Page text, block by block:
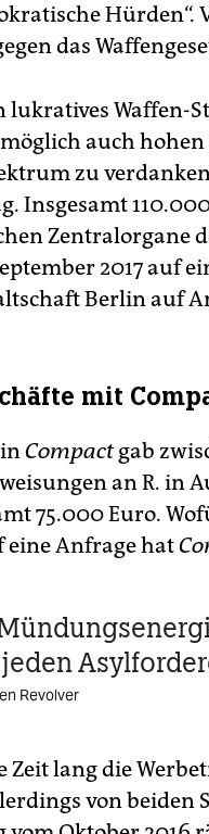
Hürden“.
das
lukratives
auch
zu
Insgesamt
Zentralorgane
2017 auf
Berlin auf
mit
Compactgab
an R. in
75.000 Euro.
Anfrage hat
Revolver
Zeit lang die
von beiden